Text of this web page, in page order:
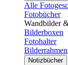
Alle
Fotobücher
Wandbilder
Bilderboxen
Fotohalter
Bilderrahmen
Notizbücher